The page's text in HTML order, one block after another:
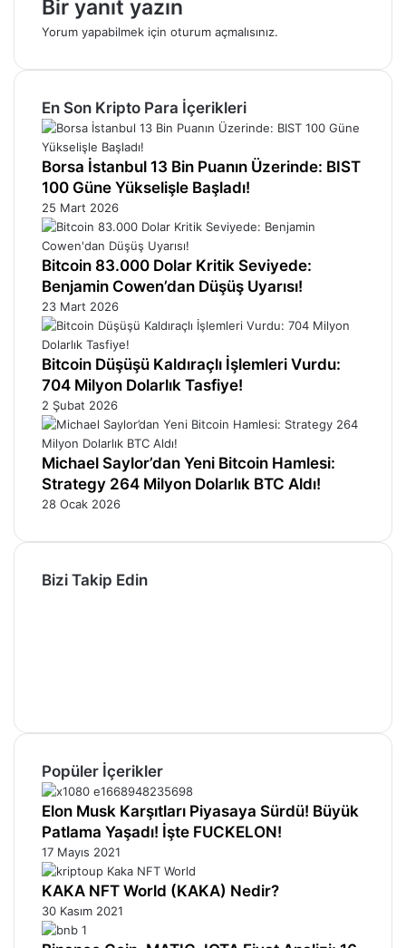
Bir yanıt yazın
Yorum yapabilmek için oturum açmalısınız.
En Son Kripto Para İçerikleri
Borsa İstanbul 13 Bin Puanın Üzerinde: BIST
100 Güne Yükselişle Başladı!
25 Mart 2026
Bitcoin 83.000 Dolar Kritik Seviyede:
Benjamin Cowen’dan Düşüş Uyarısı!
23 Mart 2026
Bitcoin Düşüşü Kaldıraçlı İşlemleri Vurdu:
704 Milyon Dolarlık Tasfiye!
2 Şubat 2026
Michael Saylor’dan Yeni Bitcoin Hamlesi:
Strategy 264 Milyon Dolarlık BTC Aldı!
28 Ocak 2026
Bizi Takip Edin
Popüler İçerikler
Elon Musk Karşıtları Piyasaya Sürdü! Büyük
Patlama Yaşadı! İşte FUCKELON!
17 Mayıs 2021
KAKA NFT World (KAKA) Nedir?
30 Kasım 2021